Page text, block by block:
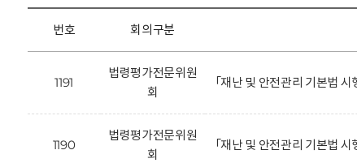
번호 회의구분
1191
법령평가전문위원
회
「재난 및 안전관리 기본법
1190
법령평가전문위원
회
「재난 및 안전관리 기본법